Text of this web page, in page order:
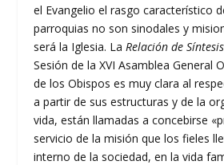
el Evangelio el rasgo característico
parroquias no son sinodales y
será la Iglesia. La Relación de
Sesión de la XVI Asamblea General
de los Obispos es muy clara al
a partir de sus estructuras y de la
vida, están llamadas a concebirse
servicio de la misión que los fieles
interno de la sociedad, en la vida